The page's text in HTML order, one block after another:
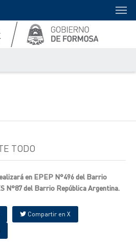
TODO
en EPEP N°496 del Barrio
N°87 del Barrio República Argentina.
Compartir en X